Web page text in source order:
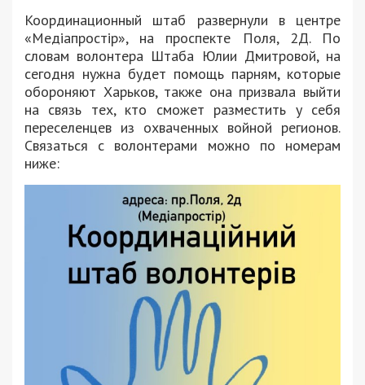
Координационный штаб развернули в центре
«Медіапростір», на проспекте Поля, 2Д. По
словам волонтера Штаба Юлии Дмитровой, на
сегодня нужна будет помощь парням, которые
обороняют Харьков, также она призвала выйти
на связь тех, кто сможет разместить у себя
переселенцев из охваченных войной регионов.
Связаться с волонтерами можно по номерам
ниже: